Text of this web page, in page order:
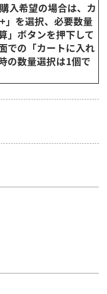
入希望の場合は、カ
」を選択、必要数量
」ボタンを押下して
での「カートに入れ
の数量選択は1個で